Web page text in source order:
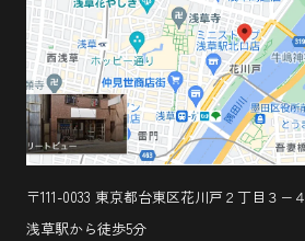
〒111-0033 東京都台東区花川戸２丁目３−４
浅草駅から徒歩5分